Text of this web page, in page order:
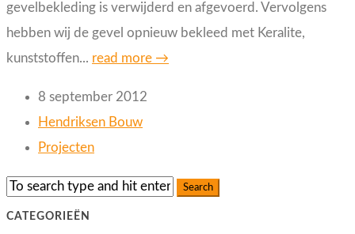
gevelbekleding is verwijderd en afgevoerd. Vervolgens
hebben wij de gevel opnieuw bekleed met Keralite,
kunststoffen... read more →
8 september 2012
Hendriksen Bouw
Projecten
CATEGORIEËN